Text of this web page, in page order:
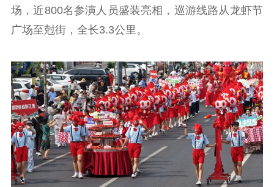
信息公开年度报
告
理论武装
理论学习 宣传宣讲 研究阐释
哲学社科
社科强省 工作通知
成果集萃
场，近800名参演人员盛装亮相，巡游线路从龙虾节
广场至尅街，全长3.3公里。